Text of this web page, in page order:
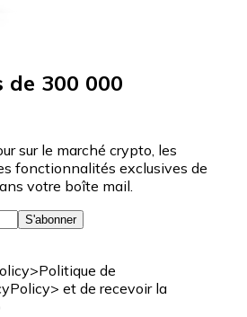
de 300 000
sur le marché crypto, les
fonctionnalités exclusives de
votre boîte mail.
S'abonner
de
et de recevoir la